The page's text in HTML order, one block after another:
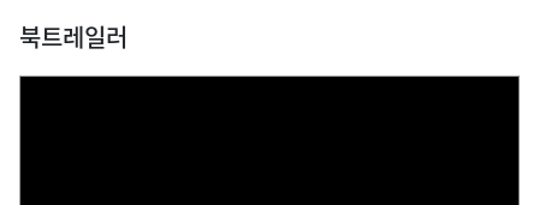
북트레일러